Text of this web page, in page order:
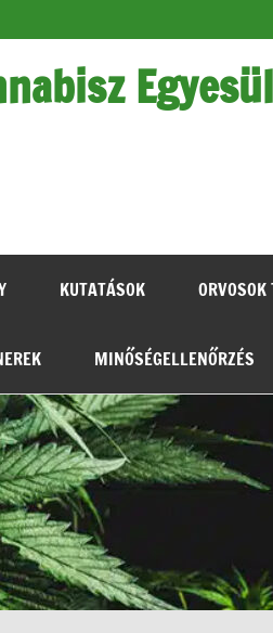
KUTATÁSOK
MINŐSÉGELLENŐRZÉS